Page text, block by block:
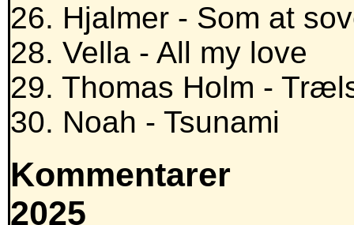
26. Hjalmer - Som at
28. Vella - All my love
29. Thomas Holm -
30. Noah - Tsunami
Kommentarer
2025